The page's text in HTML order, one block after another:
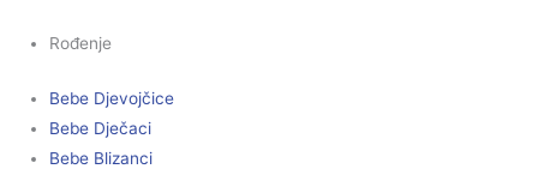
Rođenje
Bebe Djevojčice
Bebe Dječaci
Bebe Blizanci